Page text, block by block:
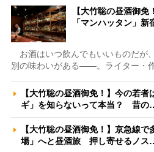
【大竹聡の昼酒御免
「マンハッタン」
お酒はいつ飲んでもいいものだが
別の味わいがある――。ライター・
【大竹聡の昼酒御免！】今の若
ギ」を知らないって本当？ 昔の
【大竹聡の昼酒御免！】京急線
場」へと昼酒旅 押し寄せるノス